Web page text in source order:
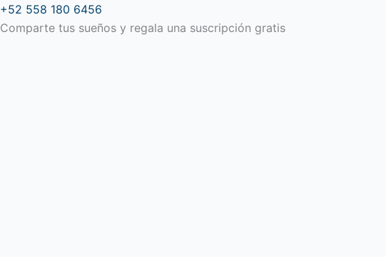
Ir
al
+52 558 180 6456
Comparte tus sueños y regala una suscripción gratis